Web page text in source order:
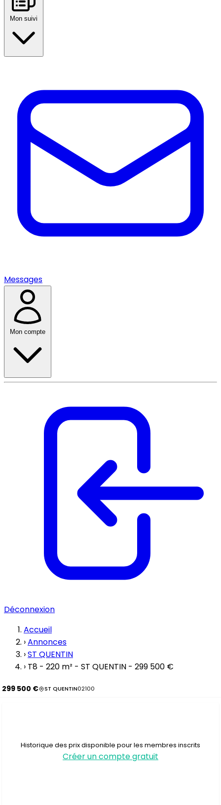
Mon suivi
Messages
Mon compte
Déconnexion
Accueil
›Annonces
›ST QUENTIN
› T8 - 220 m² - ST QUENTIN - 299 500 €
299 500 € ST QUENTIN02100
Historique des prix disponible pour les membres inscrits
Créer un compte gratuit